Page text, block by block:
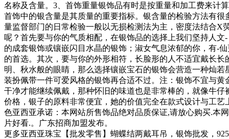
名称及含量。3、首饰重量银饰品有时是按重量和加工费来计
首饰中的银含量是其质量的重要指标。银含量的检验方法有
量监督部门的日常检验一般以无损检测法为主，密度法结合
呢？首先要与你的气质相配，在银饰品的选择上我们坚持人
的成套银饰或镶嵌闪目水晶的银饰；淑女气息浓郁的你，有-
的首选。其次，要与你的外形相符，长脸形的人不适宜戴长
明、秋水般的眼睛，那么选择镶嵌宝石的银饰会营造一种灿
装扮佩带一件可爱风格的银饰再合适不过。注：银饰不宜与
干净才能继续佩戴，那种怀旧的味道也是非常棒的，就像牛
价格，银子的原料非常便宜，她的价值完全在款式设计与工
色亚西亚承诺：本网站所售饰品绝对品质保证,请放心购买.本
片好看.。广东招商加盟发布。
更多亚西亚珠宝【批发零售】蝴蝶结两戴耳吊，银饰批发，